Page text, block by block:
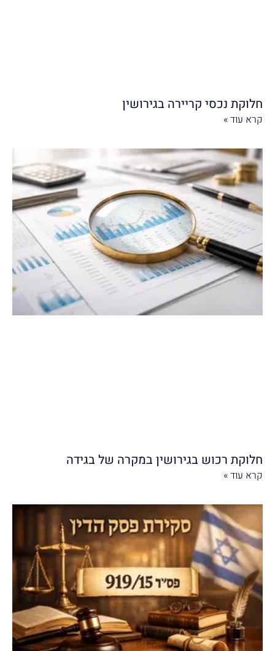
חלוקת נכסי קריירה בגירושין
קרא עוד »
חלוקת רכוש בגירושין במקרה של בגידה
קרא עוד »